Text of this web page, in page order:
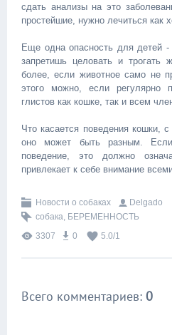
сдать анализы на это
простейшие, нужно лечиться как
Еще одна опасность для детей -
запретишь целовать и трогать
более, если животное само не
этого можно, если регулярно
глистов как кошке, так и всем
Что касается поведения кошки,
оно может быть разным. Если
поведение, это должно
привлекает к себе внимание
Новости о собаках
Delgado
собака, БЕРЕМЕННОСТЬ
3307
0 5.0/1
Всего комментариев: 0